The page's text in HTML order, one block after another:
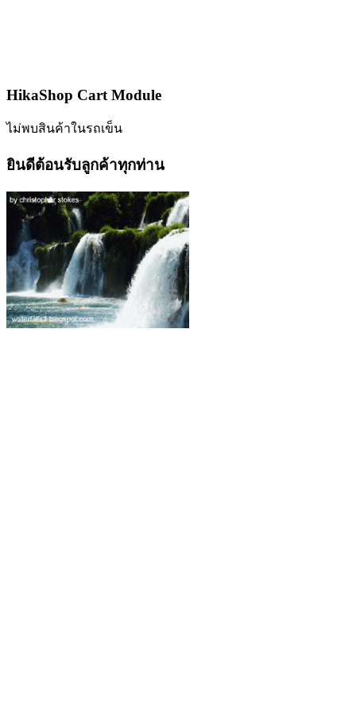
HikaShop Cart Module
ไม่พบสินค้าในรถเข็น
ยินดีต้อนรับลูกค้าทุกท่าน